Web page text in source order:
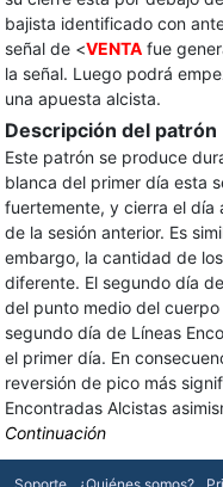
bajista identificado con
señal de <VENTA fue
la señal. Luego podrá
una apuesta alcista.
Descripción del patrón
Este patrón se produce
blanca del primer día esta
fuertemente, y cierra el día
de la sesión anterior. Es
embargo, la cantidad de
diferente. El segundo día
del punto medio del
segundo día de Líneas
el primer día. En
reversión de pico más
Encontradas Alcistas
Continuación